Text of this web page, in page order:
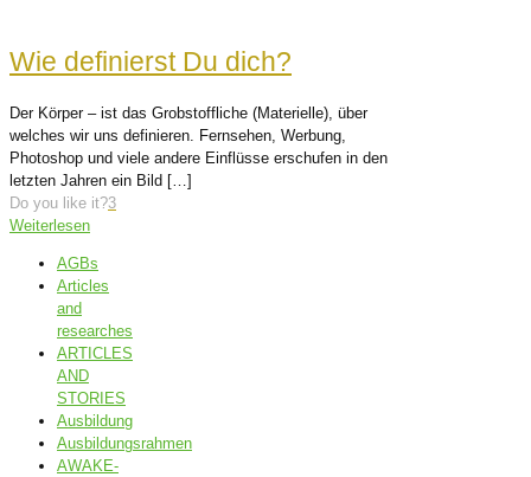
Wie definierst Du dich?
Der Körper – ist das Grobstoffliche (Materielle), über
welches wir uns definieren. Fernsehen, Werbung,
Photoshop und viele andere Einflüsse erschufen in den
letzten Jahren ein Bild […]
Do you like it?3
Weiterlesen
AGBs
Articles
and
researches
ARTICLES
AND
STORIES
Ausbildung
Ausbildungsrahmen
AWAKE-